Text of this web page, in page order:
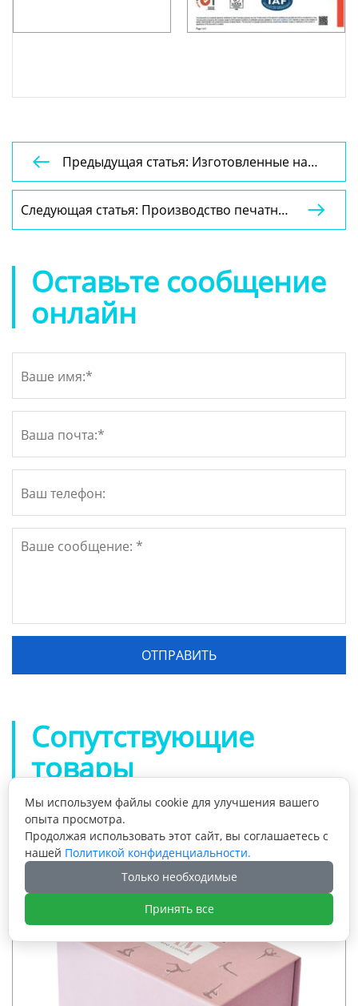

Предыдущая статья: Изготовленные на
заказ коробки для приправ для барбекю,
заводской печатью YSPBOX-1345
Следующая статья: Производство печатных
коробок для упаковки пищевых продуктов,

Оставьте сообщение
онлайн
Сопутствующие
товары
Мы используем файлы cookie для улучшения вашего
опыта просмотра.
Продолжая использовать этот сайт, вы соглашаетесь с
нашей Политикой конфиденциальности.
Только необходимые
Принять все